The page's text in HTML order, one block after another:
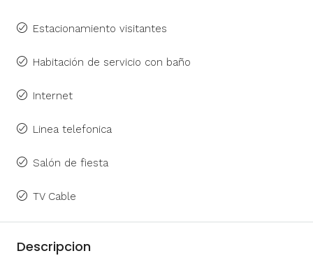
Estacionamiento visitantes
Habitación de servicio con baño
Internet
Linea telefonica
Salón de fiesta
TV Cable
Descripcion